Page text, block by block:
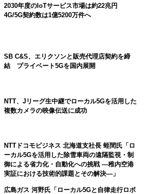
2030年度のIoTサービス市場は約22兆円
4G/5G契約数は1億5200万件へ
SB C&S、エリクソンと販売代理店契約を締
結 プライベート5Gを国内展開
NTT、Jリーグ生中継でローカル5Gを活用した
複数カメラの映像伝送に成功
NTTドコモビジネス 北海道支社長 蛭間氏「ロ
ーカル5Gを活用した除雪車両の遠隔監視・制
御による省力化・自動化への挑戦 ―稚内空港
実証における技術的課題とその解決―」
広島ガス 河野氏「ローカル5Gと自律走行ロボ